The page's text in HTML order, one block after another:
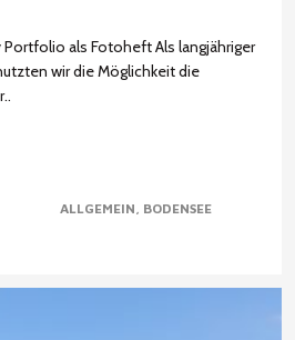
als Fotoheft Als langjähriger
wir die Möglichkeit die
ALLGEMEIN BODENSEE